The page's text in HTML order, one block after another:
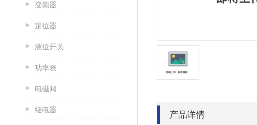
变频器
定位器
液位开关
功率表
电磁阀
继电器
产品详情